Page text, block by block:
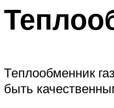
Теплообменник
быть